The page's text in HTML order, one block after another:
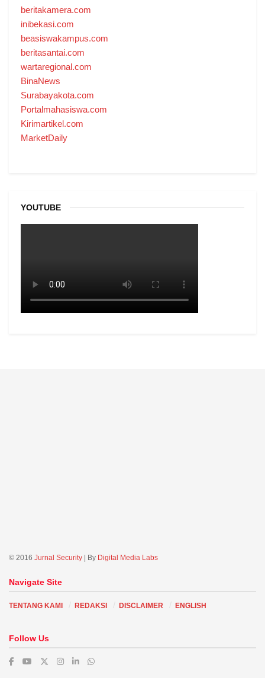
beritakamera.com
inibekasi.com
beasiswakampus.com
beritasantai.com
wartaregional.com
BinaNews
Surabayakota.com
Portalmahasiswa.com
Kirimartikel.com
MarketDaily
YOUTUBE
© 2016 Jurnal Security | By Digital Media Labs
Navigate Site
TENTANG KAMI REDAKSI DISCLAIMER ENGLISH
Follow Us